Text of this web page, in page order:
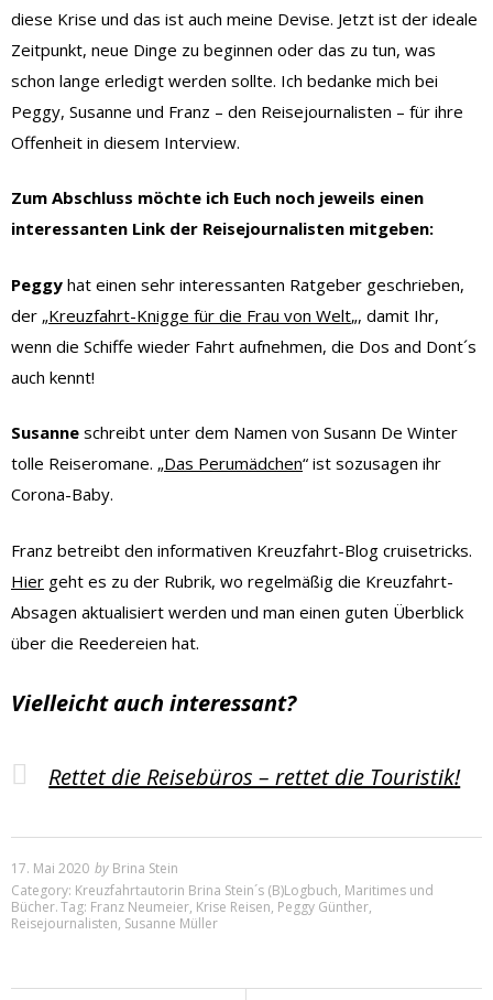
diese Krise und das ist auch meine Devise. Jetzt ist der ideale
Zeitpunkt, neue Dinge zu beginnen oder das zu tun, was
schon lange erledigt werden sollte. Ich bedanke mich bei
Peggy, Susanne und Franz – den Reisejournalisten – für ihre
Offenheit in diesem Interview.
Zum Abschluss möchte ich Euch noch jeweils einen
interessanten Link der Reisejournalisten mitgeben:
Peggy hat einen sehr interessanten Ratgeber geschrieben,
der „Kreuzfahrt-Knigge für die Frau von Welt„, damit Ihr,
wenn die Schiffe wieder Fahrt aufnehmen, die Dos and Dont´s
auch kennt!
Susanne schreibt unter dem Namen von Susann De Winter
tolle Reiseromane. „Das Perumädchen“ ist sozusagen ihr
Corona-Baby.
Franz betreibt den informativen Kreuzfahrt-Blog cruisetricks.
Hier geht es zu der Rubrik, wo regelmäßig die Kreuzfahrt-
Absagen aktualisiert werden und man einen guten Überblick
über die Reedereien hat.
Vielleicht auch interessant?
Rettet die Reisebüros – rettet die Touristik!
17. Mai 2020 by Brina Stein
Category: Kreuzfahrtautorin Brina Stein´s (B)Logbuch, Maritimes und
Bücher.Tag: Franz Neumeier, Krise Reisen, Peggy Günther,
Reisejournalisten, Susanne Müller